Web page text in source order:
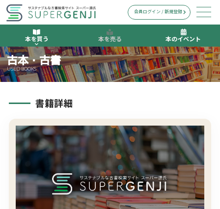
本を買う 本を売る 本のイベント
会員ログイン / 新規登録
古本・古書
USED BOOKS
書籍詳細